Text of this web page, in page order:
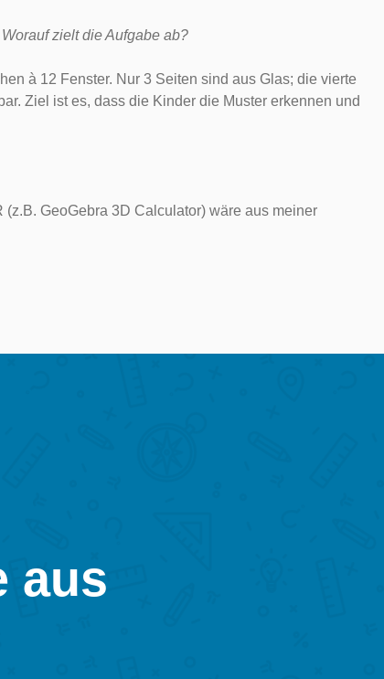
zielt die Aufgabe ab?
à 12 Fenster. Nur 3 Seiten sind aus Glas; die vierte
Ziel ist es, dass die Kinder die Muster erkennen und
GeoGebra 3D Calculator) wäre aus meiner
aus